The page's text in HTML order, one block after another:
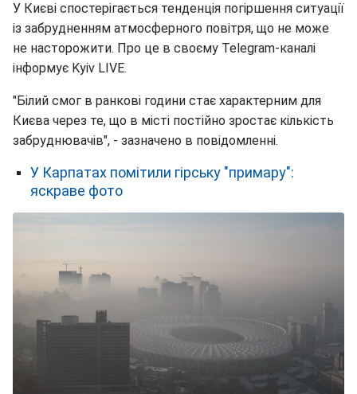
У Києві спостерігається тенденція погіршення ситуації
із забрудненням атмосферного повітря, що не може
не насторожити. Про це в своєму Telegram-каналі
інформує Kyiv LIVE.
"Білий смог в ранкові години стає характерним для
Києва через те, що в місті постійно зростає кількість
забруднювачів", - зазначено в повідомленні.
У Карпатах помітили гірську "примару":
яскраве фото